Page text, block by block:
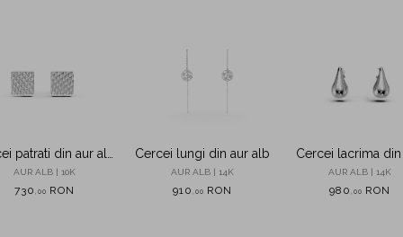
patrati din aur alb
cu zirconii
AUR ALB | 10K
730 ,00 RON
Cercei lungi din aur alb
AUR ALB | 14K
910 00 RON
Cercei lacrima
alb
AUR ALB | 14K
980 00 RON